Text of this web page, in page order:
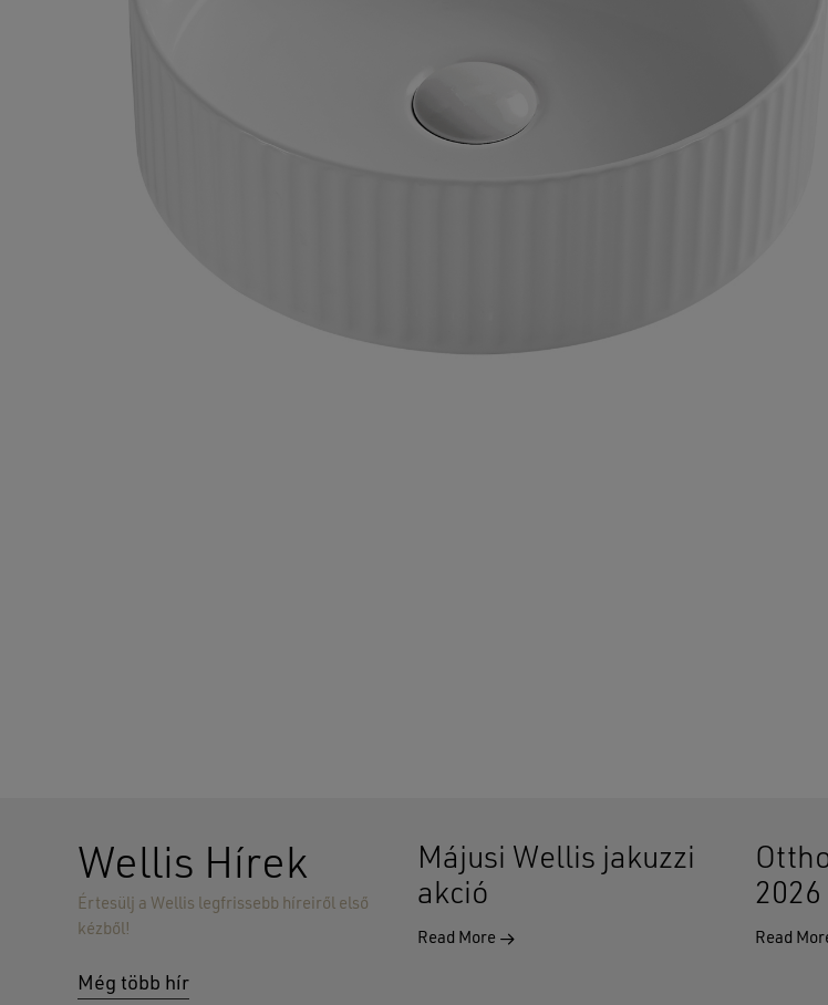
Wellis Hírek
Értesülj a Wellis legfrissebb híreiről első
kézből!
Még több hír
Májusi Wellis jakuzzi
akció
Read More
2026
Read